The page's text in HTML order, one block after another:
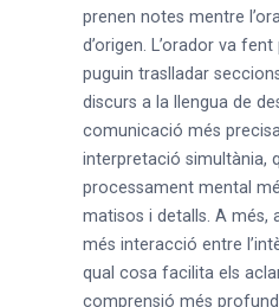
prenen notes mentre
d’origen. L’orador va
puguin traslladar
discurs a la llengua de
comunicació més
interpretació simultània,
processament mental
matisos i detalls. A més,
més interacció entre
qual cosa facilita els
comprensió més